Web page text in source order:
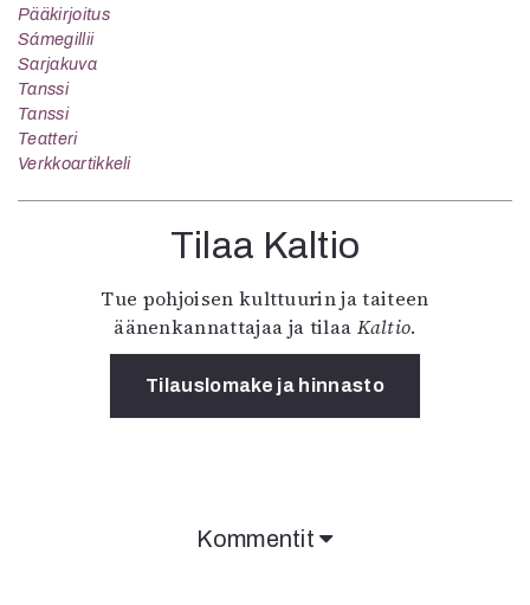
Pääkirjoitus
Sámegillii
Sarjakuva
Tanssi
Tanssi
Teatteri
Verkkoartikkeli
Tilaa Kaltio
Tue pohjoisen kulttuurin ja taiteen
äänenkannattajaa ja tilaa Kaltio.
Tilauslomake ja hinnasto
Kommentit